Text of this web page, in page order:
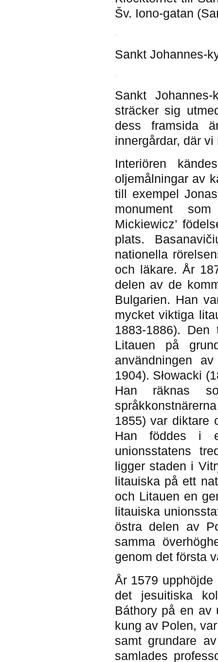
Šv. Iono-gatan
Sankt Johannes-
Sankt
sträcker sig
dess framsida
innergårdar, där
Interiören
oljemålningar av
till exempel
monument
Mickiewicz’
plats.
nationella
och läkare. År
delen av de
Bulgarien. Han
mycket viktiga
1883-1886).
Litauen på
användningen
1904). Słowacki
Han räknas
1855) var diktare
Han föddes i
unionsstatens
ligger staden i
litauiska på ett
och Litauen en
litauiska
östra delen av
samma
genom det första
År 1579
det jesuitiska
Báthory på en av
kung av Polen,
samt grundare
samlades